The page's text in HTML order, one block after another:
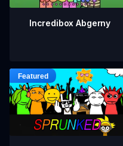
Incredibox Abgerny